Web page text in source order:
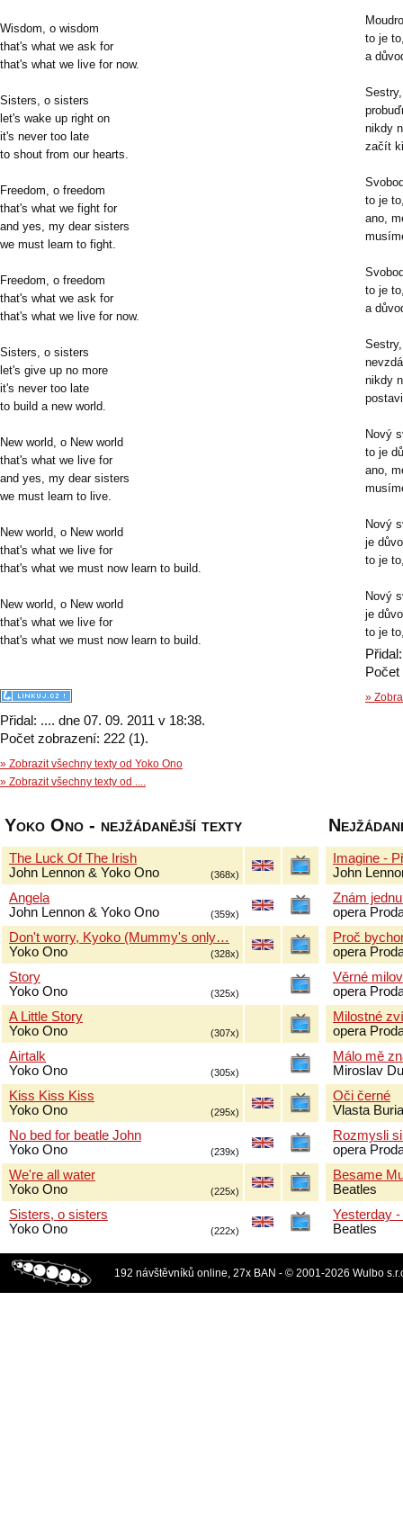
Wisdom, o wisdom
that's what we ask for
that's what we live for now.
Sisters, o sisters
let's wake up right on
it's never too late
to shout from our hearts.
Freedom, o freedom
that's what we fight for
and yes, my dear sisters
we must learn to fight.
Freedom, o freedom
that's what we ask for
that's what we live for now.
Sisters, o sisters
let's give up no more
it's never too late
to build a new world.
New world, o New world
that's what we live for
and yes, my dear sisters
we must learn to live.
New world, o New world
that's what we live for
that's what we must now learn to build.
New world, o New world
that's what we live for
that's what we must now learn to build.
Přidal: .... dne 07. 09. 2011 v 18:38.
Počet zobrazení: 222 (1).
» Zobrazit všechny texty od Yoko Ono
» Zobrazit všechny texty od ....
to je
a
nikdy
začít
to je
ano,
to je
a
nikdy
Nový
to je
ano,
Nový
je
to je
Nový
je
to je
»
Yoko Ono - nejžádanější texty
The Luck Of The Irish
John Lennon & Yoko Ono
(368x)
Angela
John Lennon & Yoko Ono
(359x)
Don't worry, Kyoko (Mummy's only…
Yoko Ono
(328x)
Story
Yoko Ono
(325x)
A Little Story
Yoko Ono
(307x)
Airtalk
Yoko Ono
(305x)
Kiss Kiss Kiss
Yoko Ono
(295x)
No bed for beatle John
Yoko Ono
(239x)
We're all water
Yoko Ono
(225x)
Sisters, o sisters
Yoko Ono
(222x)
Imagine -
John
Znám
opera
Proč
opera
Věrné
opera
Milostné
opera
Málo mě
Miroslav
Oči černé
Vlasta
Rozmysli
opera
Besame
Beatles
Yesterday
Beatles
192 návštěvníků online, 27x BAN - © 2001-2026 Wulbo